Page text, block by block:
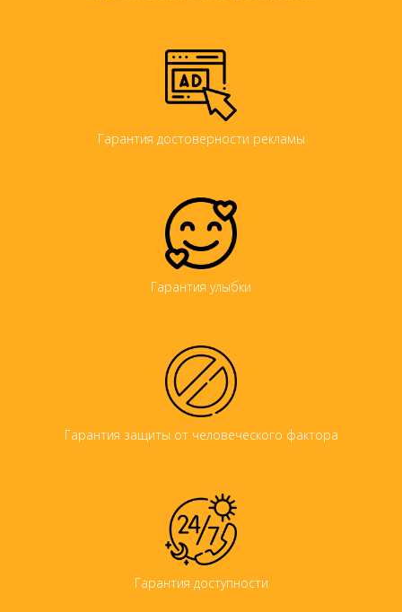
Гарантия достоверности рекламы
Гарантия улыбки
Гарантия защиты от человеческого фактора
Гарантия доступности